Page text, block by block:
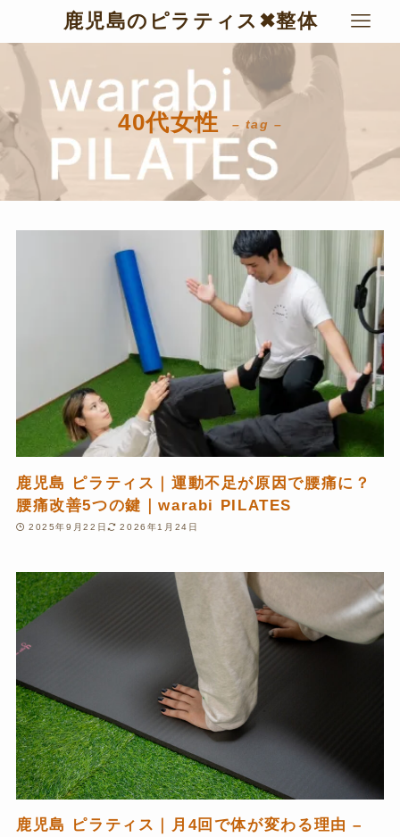
鹿児島のピラティス✖︎整体
40代女性 – tag –
鹿児島 ピラティス｜運動不足が原因で腰痛に？
腰痛改善5つの鍵｜warabi PILATES
2025年9月22日 2026年1月24日
鹿児島 ピラティス｜月4回で体が変わる理由 –